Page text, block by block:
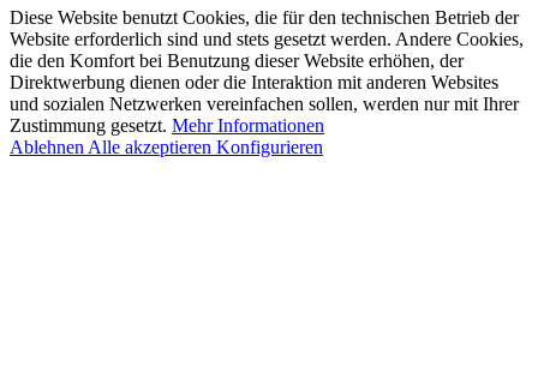
Diese Website benutzt Cookies, die für den technischen Betrieb der
Website erforderlich sind und stets gesetzt werden. Andere Cookies,
die den Komfort bei Benutzung dieser Website erhöhen, der
Direktwerbung dienen oder die Interaktion mit anderen Websites
und sozialen Netzwerken vereinfachen sollen, werden nur mit Ihrer
Zustimmung gesetzt. Mehr Informationen
Ablehnen Alle akzeptieren Konfigurieren